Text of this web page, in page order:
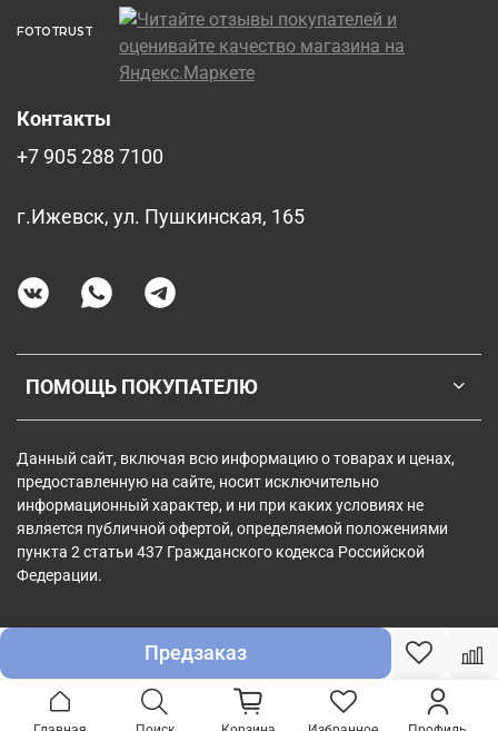
Предзаказ
FOTOTRUST
ПОМОЩЬ ПОКУПАТЕЛЮ
Контакты
+7 905 288 7100
г.Ижевск, ул. Пушкинская, 165
Данный сайт, включая всю информацию о товарах и ценах,
предоставленную на сайте, носит исключительно
информационный характер, и ни при каких условиях не
является публичной офертой, определяемой положениями
пункта 2 статьи 437 Гражданского кодекса Российской
Федерации.